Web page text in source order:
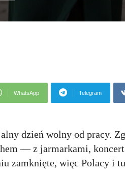
WhatsApp Telegram
dzień wolny od pracy.
— z jarmarkami,
zamknięte, więc Polacy i